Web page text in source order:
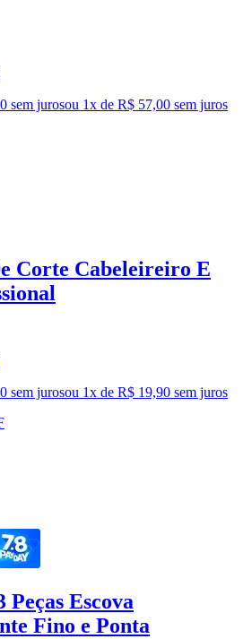
sem jurosou 1x de R$ 57,00 sem juros
Corte Cabeleireiro E
sem jurosou 1x de R$ 19,90 sem juros
Escova
Fino e Ponta